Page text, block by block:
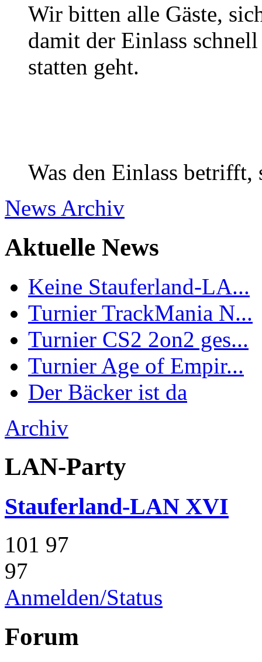
Wir bitten alle Gäste,
damit der Einlass
statten geht.
Was den Einlass betrifft,
News Archiv
Aktuelle News
Keine Stauferland-LA...
Turnier TrackMania N...
Turnier CS2 2on2 ges...
Turnier Age of Empir...
Der Bäcker ist da
Archiv
LAN-Party
Stauferland-LAN XVI
101 97
97
Anmelden/Status
Forum